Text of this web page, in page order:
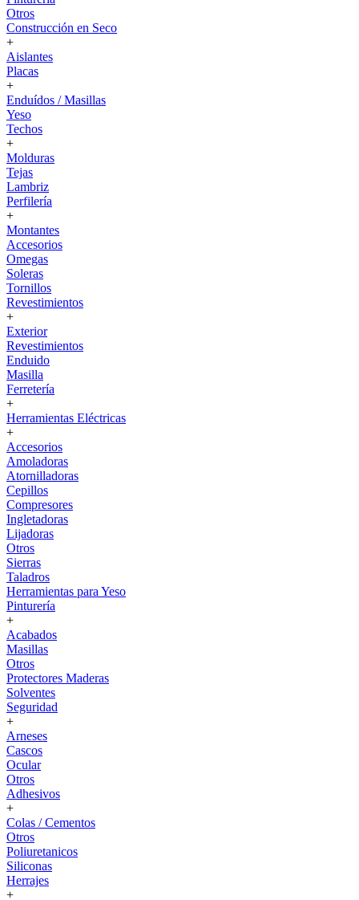
Otros
Construcción en Seco
+
Aislantes
Placas
+
Enduídos / Masillas
Yeso
Techos
+
Molduras
Tejas
Lambriz
Perfilería
+
Montantes
Accesorios
Omegas
Soleras
Tornillos
Revestimientos
+
Exterior
Revestimientos
Enduido
Masilla
Ferretería
+
Herramientas Eléctricas
+
Accesorios
Amoladoras
Atornilladoras
Cepillos
Compresores
Ingletadoras
Lijadoras
Otros
Sierras
Taladros
Herramientas para Yeso
Pinturería
+
Acabados
Masillas
Otros
Protectores Maderas
Solventes
Seguridad
+
Arneses
Cascos
Ocular
Otros
Adhesivos
+
Colas / Cementos
Otros
Poliuretanicos
Siliconas
Herrajes
+